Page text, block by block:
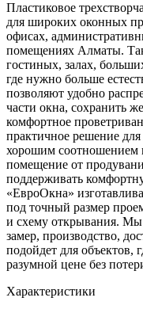
Пластиковое
для широких оконных
офисах,
помещениях Алматы.
гостиных, залах,
где нужно больше
позволяют удобно
части окна, сохранить
комфортное
практичное решение для
хорошим
помещение от
поддерживать
«ЕвроОкна»
под точный размер
и схему открывания.
замер, производство,
подойдет для объектов,
разумной цене без
Характеристики